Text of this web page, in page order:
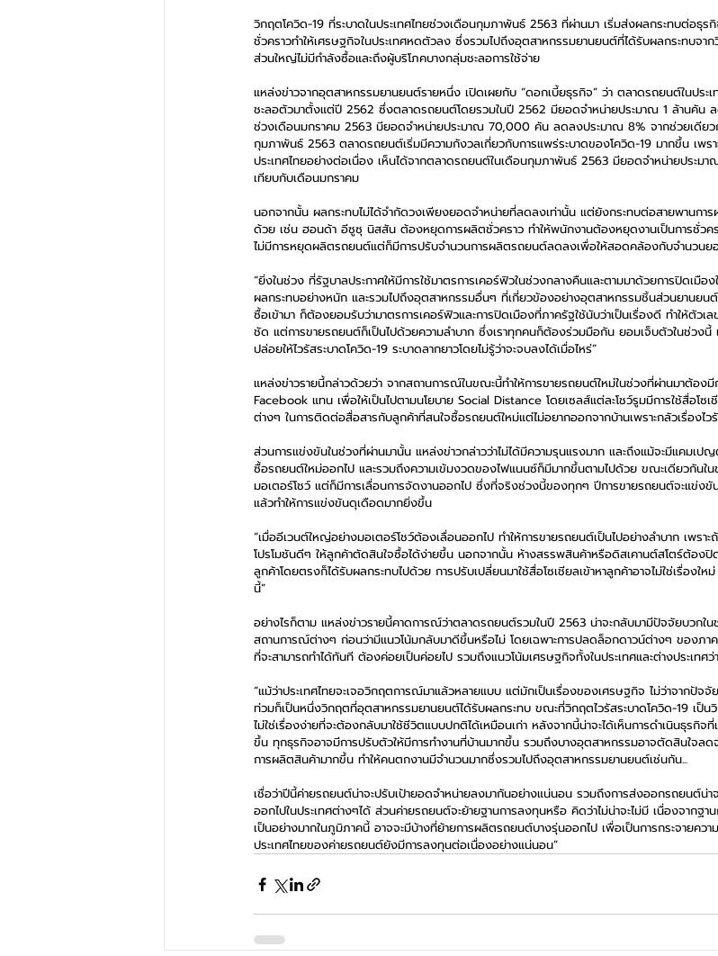
วิกฤตโควิด-19 ที่ระบาดในประเทศไทยช่วงเดือนกุมภาพันธ์ 2563 ที่ผ่านมา เริ่มส่งผลกระทบต่อ
ชั่วคราวทำให้เศรษฐกิจในประเทศหดตัวลง ซึ่งรวมไปถึงอุตสาหกรรมยานยนต์ที่ได้รับผลกระทบจา
ส่วนใหญ่ไม่มีกำลังซื้อและถึงผู้บริโภคบางกลุ่มชะลอการใช้จ่าย
แหล่งข่าวจากอุตสาหกรรมยานยนต์รายหนึ่ง เปิดเผยกับ “ดอกเบี้ยธุรกิจ” ว่า ตลาดรถยนต์ในประ
ชะลอตัวมาตั้งแต่ปี 2562 ซึ่งตลาดรถยนต์โดยรวมในปี 2562 มียอดจำหน่ายประมาณ 1 ล้านคัน ล
ช่วงเดือนมกราคม 2563 มียอดจำหน่ายประมาณ 70,000 คัน ลดลงประมาณ 8% จากช่วยเดียว
กุมภาพันธ์ 2563 ตลาดรถยนต์เริ่มมีความกังวลเกี่ยวกับการแพร่ระบาดของโควิด-19 มากขึ้น เพร
ประเทศไทยอย่างต่อเนื่อง เห็นได้จากตลาดรถยนต์ในเดือนกุมภาพันธ์ 2563 มียอดจำหน่ายประ
เทียบกับเดือนมกราคม
นอกจากนั้น ผลกระทบไม่ได้จำกัดวงเพียงยอดจำหน่ายที่ลดลงเท่านั้น แต่ยังกระทบต่อสายพานกา
ด้วย เช่น ฮอนด้า อีซูซุ นิสสัน ต้องหยุดการผลิตชั่วคราว ทำให้พนักงานต้องหยุดงานเป็นการชั่วค
ไม่มีการหยุดผลิตรถยนต์แต่ก็มีการปรับจำนวนการผลิตรถยนต์ลดลงเพื่อให้สอดคล้องกับจำนวนย
“ยิ่งในช่วง ที่รัฐบาลประกาศให้มีการใช้มาตรการเคอร์ฟิวในช่วงกลางคืนและตามมาด้วยการปิดเมื
ผลกระทบอย่างหนัก และรวมไปถึงอุตสาหกรรมอื่นๆ ที่เกี่ยวข้องอย่างอุตสาหกรรมชิ้นส่วนยานยน
ซื้อเข้ามา ก็ต้องยอมรับว่ามาตรการเคอร์ฟิวและการปิดเมืองที่ภาครัฐใช้นับว่าเป็นเรื่องดี ทำให้ตัว
ชัด แต่การขายรถยนต์ก็เป็นไปด้วยความลำบาก ซึ่งเราทุกคนก็ต้องร่วมมือกัน ยอมเจ็บตัวในช่วงนี้
ปล่อยให้ไวรัสระบาดโควิด-19 ระบาดลากยาวโดยไม่รู้ว่าจะจบลงได้เมื่อไหร่”
แหล่งข่าวรายนี้กล่าวด้วยว่า จากสถานการณ์ในขณะนี้ทำให้การขายรถยนต์ใหม่ในช่วงที่ผ่านมาต้อ
Facebook แทน เพื่อให้เป็นไปตามนโยบาย Social Distance โดยเซลส์แต่ละโชว์รูมมีการใช้สื่อโซ
ต่างๆ ในการติดต่อสื่อสารกับลูกค้าที่สนใจซื้อรถยนต์ใหม่แต่ไม่อยากออกจากบ้านเพราะกลัวเรื่องไว
ส่วนการแข่งขันในช่วงที่ผ่านมานั้น แหล่งข่าวกล่าวว่าไม่ได้มีความรุนแรงมาก และถึงแม้จะมีแคมเ
ซื้อรถยนต์ใหม่ออกไป และรวมถึงความเข้มงวดของไฟแนนซ์ก็มีมากขึ้นตามไปด้วย ขณะเดียวกันใ
มอเตอร์โชว์ แต่ก็มีการเลื่อนการจัดงานออกไป ซึ่งที่จริงช่วงนี้ของทุกๆ ปีการขายรถยนต์จะแข่งขั
แล้วทำให้การแข่งขันดุเดือดมากยิ่งขึ้น
“เมื่ออีเวนต์ใหญ่อย่างมอเตอร์โชว์ต้องเลื่อนออกไป ทำให้การขายรถยนต์เป็นไปอย่างลำบาก เพรา
โปรโมชันดีๆ ให้ลูกค้าตัดสินใจซื้อได้ง่ายขึ้น นอกจากนั้น ห้างสรรพสินค้าหรือดิสเคานต์สโตร์ต้องปิ
ลูกค้าโดยตรงก็ได้รับผลกระทบไปด้วย การปรับเปลี่ยนมาใช้สื่อโซเชียลเข้าหาลูกค้าอาจไม่ใช่เรื่องใ
นี้”
อย่างไรก็ตาม แหล่งข่าวรายนี้คาดการณ์ว่าตลาดรถยนต์รวมในปี 2563 น่าจะกลับมามีปัจจัยบวก
สถานการณ์ต่างๆ ก่อนว่ามีแนวโน้มกลับมาดีขึ้นหรือไม่ โดยเฉพาะการปลดล็อกดาวน์ต่างๆ ของภา
ที่จะสามารถทำได้ทันที ต้องค่อยเป็นค่อยไป รวมถึงแนวโน้มเศรษฐกิจทั้งในประเทศและต่างประเทศว่
“แม้ว่าประเทศไทยจะเจอวิกฤตการณ์มาแล้วหลายแบบ แต่มักเป็นเรื่องของเศรษฐกิจ ไม่ว่าจากปัจจั
ท่วมก็เป็นหนึ่งวิกฤตที่อุตสาหกรรมยานยนต์ได้รับผลกระทบ ขณะที่วิกฤตไวรัสระบาดโควิด-19 เป็
ไม่ใช่เรื่องง่ายที่จะต้องกลับมาใช้ชีวิตแบบปกติได้เหมือนเก่า หลังจากนี้น่าจะได้เห็นการดำเนินธุรกิจ
ขึ้น ทุกธุรกิจอาจมีการปรับตัวให้มีการทำงานที่บ้านมากขึ้น รวมถึงบางอุตสาหกรรมอาจตัดสินใจล
การผลิตสินค้ามากขึ้น ทำให้คนตกงานมีจำนวนมากซึ่งรวมไปถึงอุตสาหกรรมยานยนต์เช่นกัน...
เชื่อว่าปีนี้ค่ายรถยนต์น่าจะปรับเป้ายอดจำหน่ายลงมากันอย่างแน่นอน รวมถึงการส่งออกรถยนต์น่า
ออกไปในประเทศต่างๆได้ ส่วนค่ายรถยนต์จะย้ายฐานการลงทุนหรือ คิดว่าไม่น่าจะไม่มี เนื่องจากฐ
เป็นอย่างมากในภูมิภาคนี้ อาจจะมีบ้างที่ย้ายการผลิตรถยนต์บางรุ่นออกไป เพื่อเป็นการกระจายค
ประเทศไทยของค่ายรถยนต์ยังมีการลงทุนต่อเนื่องอย่างแน่นอน”